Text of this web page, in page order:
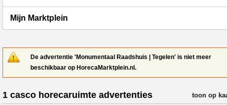
Mijn Marktplein
De advertentie 'Monumentaal Raadshuis | Tegelen' is niet meer
beschikbaar op HorecaMarktplein.nl.
1 casco horecaruimte advertenties verfijn
toon op